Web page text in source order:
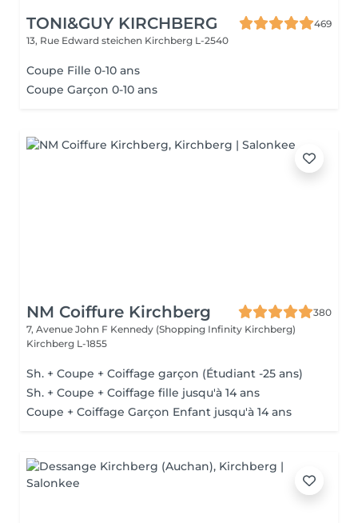
TONI&GUY KIRCHBERG
469
13, Rue Edward steichen Kirchberg L-2540
Coupe Fille 0-10 ans
Coupe Garçon 0-10 ans
NM Coiffure Kirchberg
380
7, Avenue John F Kennedy (Shopping Infinity Kirchberg)
Kirchberg L-1855
Sh. + Coupe + Coiffage garçon (Étudiant -25 ans)
Sh. + Coupe + Coiffage fille jusqu'à 14 ans
Coupe + Coiffage Garçon Enfant jusqu'à 14 ans